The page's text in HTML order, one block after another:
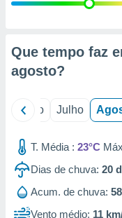
através
estudos
Que tempo faz
agosto?
Junho Julho
T. Média : 23°C
Dias de chuva: 20
Acum. de chuva:
Vento médio: 11